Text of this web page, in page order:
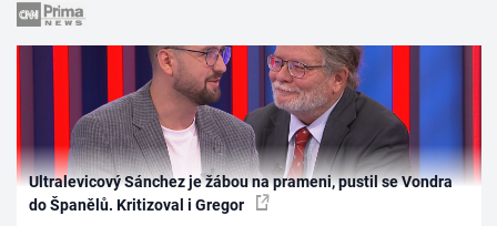
Ultralevicový Sánchez je žábou na prameni, pustil se Vondra
do Španělů. Kritizoval i Gregor